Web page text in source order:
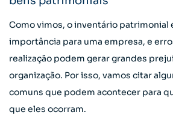
Como vimos, o inventário patrimonial
importância para uma empresa, e
realização podem gerar grandes
organização. Por isso, vamos citar
comuns que podem acontecer para
que eles ocorram.